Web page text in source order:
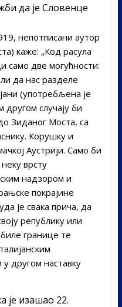
да је Словенце
непотписани аутор
каже: „Код расула
само две могућности:
да нас разделе
(употребљена је
другом случају би
Зиданог Моста, са
Корушку и
Аустрији. Само би
врсту
надзором и
покрајине
је свака прича, да
републику или
границе те
другом наставку
је изашао 22.